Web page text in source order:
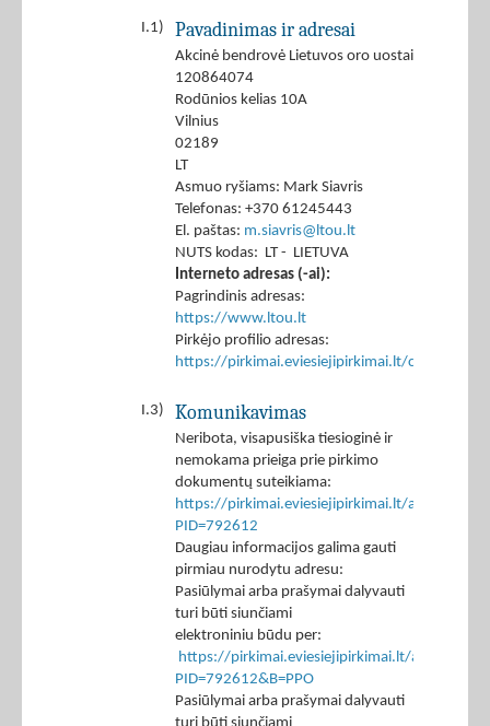
I.1) Pavadinimas ir adresai
Akcinė bendrovė Lietuvos oro uostai
120864074
Rodūnios kelias 10A
Vilnius
02189
LT
Asmuo ryšiams: Mark Siavris
Telefonas: +370 61245443
El. paštas: m.siavris@ltou.lt
NUTS kodas: LT - LIETUVA
Interneto adresas (-ai):
Pagrindinis adresas:
https://www.ltou.lt
Pirkėjo profilio adresas:
https://pirkimai.eviesiejipirkimai.lt/ctm/
I.3) Komunikavimas
Neribota, visapusiška tiesioginė ir
nemokama prieiga prie pirkimo
dokumentų suteikiama:
https://pirkimai.eviesiejipirkimai.lt/app/rfq/
PID=792612
Daugiau informacijos galima gauti
pirmiau nurodytu adresu:
Pasiūlymai arba prašymai dalyvauti
turi būti siunčiami
elektroniniu būdu per:
https://pirkimai.eviesiejipirkimai.lt/app/rfq/
PID=792612&B=PPO
Pasiūlymai arba prašymai dalyvauti